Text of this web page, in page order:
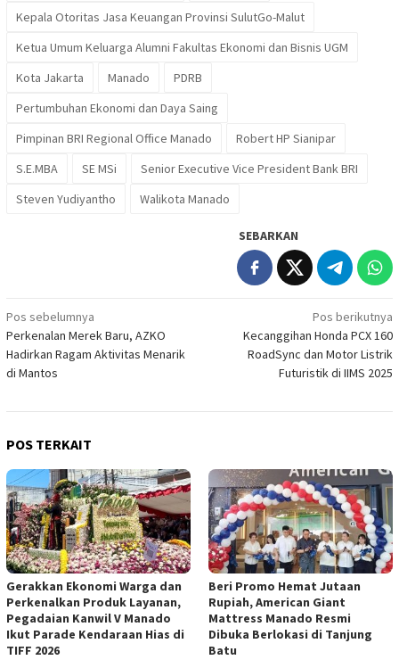
Kepala Otoritas Jasa Keuangan Provinsi SulutGo-Malut
Ketua Umum Keluarga Alumni Fakultas Ekonomi dan Bisnis UGM
Kota Jakarta
Manado
PDRB
Pertumbuhan Ekonomi dan Daya Saing
Pimpinan BRI Regional Office Manado
Robert HP Sianipar
S.E.MBA
SE MSi
Senior Executive Vice President Bank BRI
Steven Yudiyantho
Walikota Manado
SEBARKAN
Navigasi
pos
Pos sebelumnya
Perkenalan Merek Baru, AZKO
Hadirkan Ragam Aktivitas Menarik
di Mantos
Pos berikutnya
Kecanggihan Honda PCX 160
RoadSync dan Motor Listrik
Futuristik di IIMS 2025
POS TERKAIT
Gerakkan Ekonomi Warga dan
Perkenalkan Produk Layanan,
Pegadaian Kanwil V Manado
Ikut Parade Kendaraan Hias di
TIFF 2026
Beri Promo Hemat Jutaan
Rupiah, American Giant
Mattress Manado Resmi
Dibuka Berlokasi di Tanjung
Batu